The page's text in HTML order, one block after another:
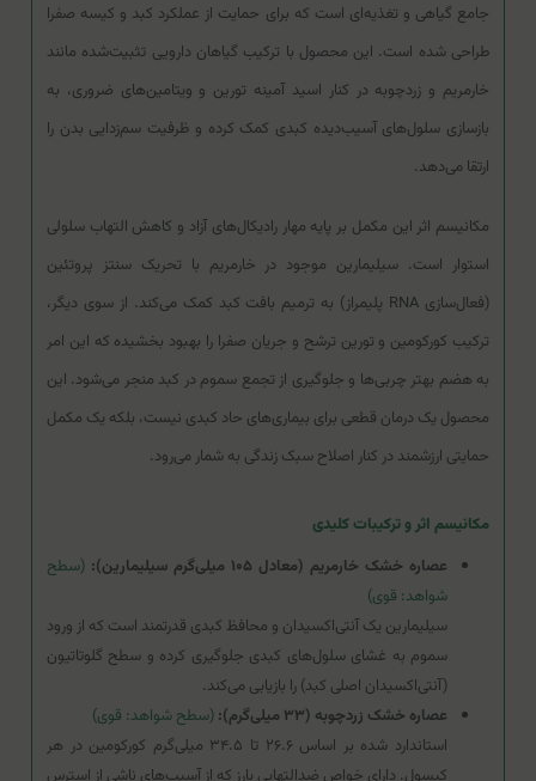
جامع گیاهی و تغذیه‌ای است که برای حمایت از عملکرد کبد و کیسه صفرا
طراحی شده است. این محصول با ترکیب گیاهان دارویی تثبیت‌شده مانند
خارمریم و زردچوبه در کنار اسید آمینه تورین و ویتامین‌های ضروری، به
بازسازی سلول‌های آسیب‌دیده کبدی کمک کرده و ظرفیت سم‌زدایی بدن را
ارتقا می‌دهد.
مکانیسم اثر این مکمل بر پایه مهار رادیکال‌های آزاد و کاهش التهاب سلولی
استوار است. سیلیمارین موجود در خارمریم با تحریک سنتز پروتئین
(فعال‌سازی RNA پلیمراز) به ترمیم بافت کبد کمک می‌کند. از سوی دیگر،
ترکیب کورکومین و تورین ترشح و جریان صفرا را بهبود بخشیده که این امر
به هضم بهتر چربی‌ها و جلوگیری از تجمع سموم در کبد منجر می‌شود. این
محصول یک درمان قطعی برای بیماری‌های حاد کبدی نیست، بلکه یک مکمل
حمایتی ارزشمند در کنار اصلاح سبک زندگی به شمار می‌رود.
مکانیسم اثر و ترکیبات کلیدی
عصاره خشک خارمریم (معادل ۱۰۵ میلی‌گرم سیلیمارین):
(سطح
شواهد: قوی)
سیلیمارین یک آنتی‌اکسیدان و محافظ کبدی قدرتمند است که از ورود
سموم به غشای سلول‌های کبدی جلوگیری کرده و سطح گلوتاتیون
(آنتی‌اکسیدان اصلی کبد) را بازیابی می‌کند.
عصاره خشک زردچوبه (۳۳ میلی‌گرم):
(سطح شواهد: قوی)
استاندارد شده بر اساس ۲۶.۶ تا ۳۴.۵ میلی‌گرم کورکومین در هر
کپسول. دارای خواص ضدالتهابی بارز که از آسیب‌های ناشی از استرس